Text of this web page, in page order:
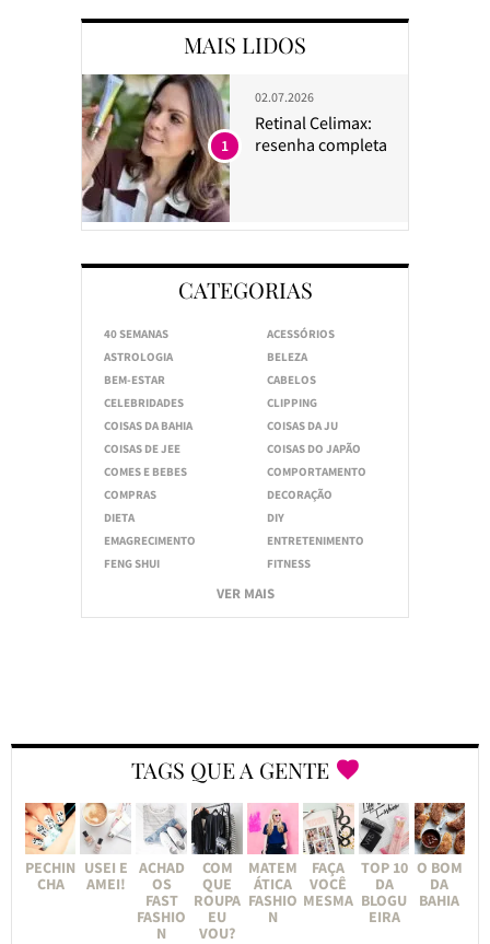
MAIS LIDOS
02.07.2026
Retinal Celimax:
resenha completa
1
CATEGORIAS
40 SEMANAS
ACESSÓRIOS
ASTROLOGIA
BELEZA
BEM-ESTAR
CABELOS
CELEBRIDADES
CLIPPING
COISAS DA BAHIA
COISAS DA JU
COISAS DE JEE
COISAS DO JAPÃO
COMES E BEBES
COMPORTAMENTO
COMPRAS
DECORAÇÃO
DIETA
DIY
EMAGRECIMENTO
ENTRETENIMENTO
FENG SHUI
FITNESS
VER MAIS
TAGS QUE A GENTE
PECHIN
CHA
USEI E
AMEI!
ACHAD
OS
FAST
FASHIO
N
COM
QUE
ROUPA
EU
VOU?
MATEM
ÁTICA
FASHIO
N
FAÇA
VOCÊ
MESMA
TOP 10
DA
BLOGU
EIRA
O BOM
DA
BAHIA